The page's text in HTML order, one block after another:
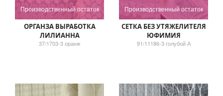
Производственный остаток
ОРГАНЗА ВЫРАБОТКА
ЛИЛИАННА
37/1703-3 оранж
Производственный остаток
СЕТКА БЕЗ УТЯЖЕЛИТЕЛЯ
ЮФИМИЯ
91/11186-3 голубой А